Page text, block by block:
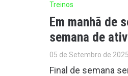
Treinos
Em manhã de
semana de
05 de Setembro de
Final de semana